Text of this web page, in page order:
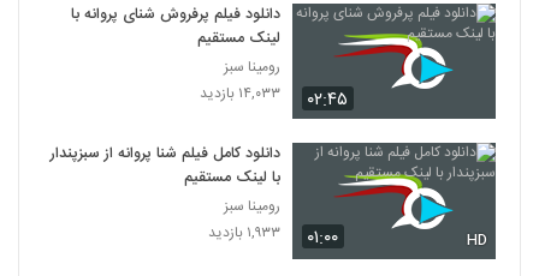
۰۲:۴۵
دانلود فیلم پرفروش شنای پروانه با
لینک مستقیم
رومینا سبز
۱۴,۰۳۳ بازدید
۰۱:۰۰ HD
دانلود کامل فیلم شنا پروانه از سبزپندار
با لینک مستقیم
رومینا سبز
۱,۹۳۳ بازدید